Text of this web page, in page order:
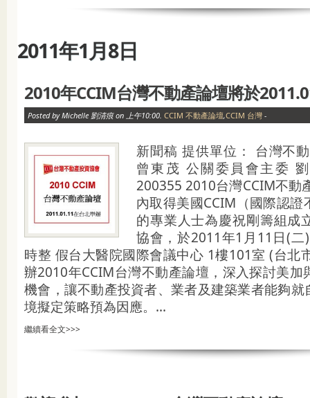
2011年1月8日
2010年CCIM台灣不動產論壇將於
Posted by Michelle 劉清痕 on 上午10:00. CCIM 不動產論壇,CCIM 台灣 -
新聞稿 提供單位： 台灣不
曾東茂 公關委員會主委
200355 2010台灣CCIM不動
內取得美國CCIM（國際認
的專業人士為慶祝剛籌組成
協會，於2011年1月11日(
時整 假台大醫院國際會議中心 1樓101室 (台北
辦2010年CCIM台灣不動產論壇，深入探討美加
機會，讓不動產投資者、業者及建築業者能夠
境擬定策略預為因應。...
繼續看全文>>>